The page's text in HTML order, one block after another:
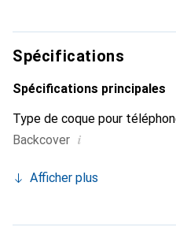
internationalement pour
constitue un choix fiable
Spécifications
Spécifications principales
Type de coque pour
Backcover i
Afficher plus